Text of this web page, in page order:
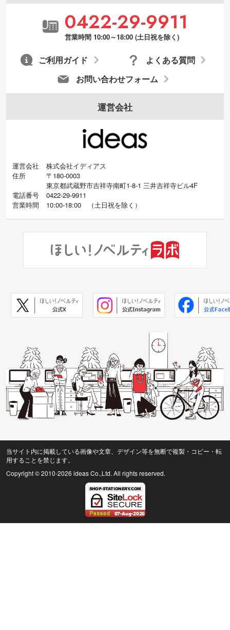
0422-29-9911
営業時間 10:00～18:00 (土日祝を除く)
お問い合わせフォーム
よくある質問
ご利用ガイド
運営会社
運営会社
株式会社イディアス
住所
〒180-0003
東京都武蔵野市吉祥寺南町1-8-1 三井吉祥寺ビル4F
電話番号
0422-29-9911
営業時間
10:00-18:00 （土日祝を除く）
当サイト内に掲載している画像や文章、デザイン等を無断で複製・コピー・転
用することを禁じます。
Copyright © 2010-2026 ideas Co.,Ltd. All rights reserved.